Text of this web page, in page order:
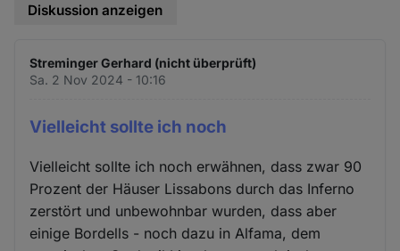
Diskussion anzeigen
Streminger Gerhard (nicht überprüft)
Sa. 2 Nov 2024 - 10:16
Vielleicht sollte ich noch
Vielleicht sollte ich noch erwähnen, dass zwar 90
Prozent der Häuser Lissabons durch das Inferno
zerstört und unbewohnbar wurden, dass aber
einige Bordells - noch dazu in Alfama, dem